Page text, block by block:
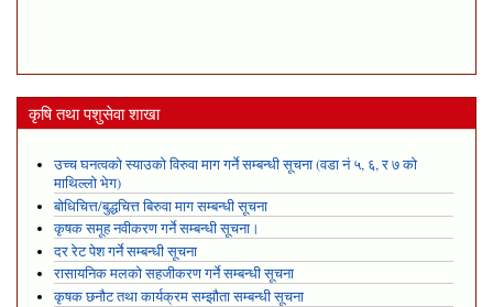
कृषि तथा पशुसेवा शाखा
उच्च घनत्वको स्याउको विरुवा माग गर्ने सम्बन्धी सूचना (वडा नं ५, ६, र ७ को
माथिल्लो भेग)
बोधिचित्त/बुद्धचित्त बिरुवा माग सम्बन्धी सूचना
कृषक समूह नवीकरण गर्ने सम्बन्धी सूचना।
दर रेट पेश गर्ने सम्बन्धी सूचना
रासायनिक मलको सहजीकरण गर्ने सम्बन्धी सूचना
कृषक छनौट तथा कार्यक्रम सम्झौता सम्बन्धी सूचना